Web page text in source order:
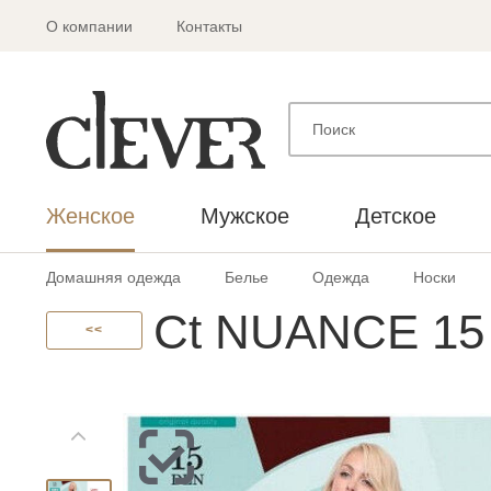
О компании Контакты
Женское Мужское Детское
Домашняя одежда Белье Одежда Носки
<< Ct NUANCE